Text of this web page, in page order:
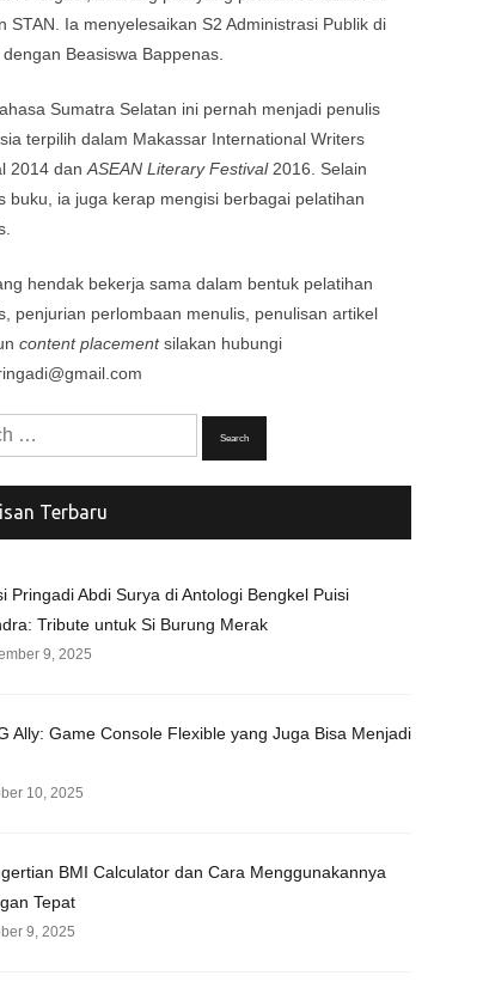
STAN. Ia menyelesaikan S2 Administrasi Publik di
dengan Beasiswa Bappenas.
Sumatra Selatan ini pernah menjadi penulis
terpilih dalam Makassar International Writers
2014 danASEAN Literary Festival2016. Selain
buku, ia juga kerap mengisi berbagai pelatihan
hendak bekerja sama dalam bentuk pelatihan
penjurian perlombaan menulis, penulisan artikel
content placementsilakan hubungi
Terbaru
Pringadi Abdi Surya di Antologi Bengkel Puisi
Tribute untuk Si Burung Merak
9, 2025
Ally: Game Console Flexible yang Juga Bisa Menjadi
10, 2025
BMI Calculator dan Cara Menggunakannya
Tepat
9, 2025